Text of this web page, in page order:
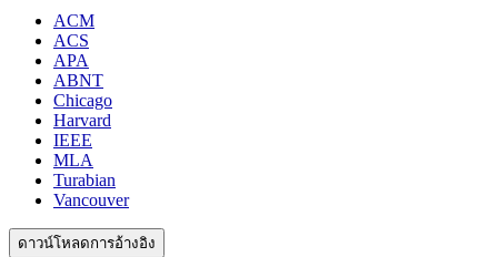
ACM
ACS
APA
ABNT
Chicago
Harvard
IEEE
MLA
Turabian
Vancouver
ดาวน์โหลดการอ้างอิง